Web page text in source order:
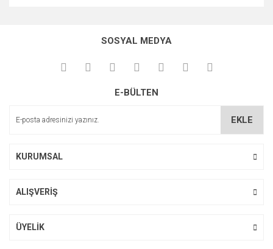
kullanarak tarafımıza iletebilirsiniz.
Görüş ve önerileriniz için teşekkür ederiz.
Ürün açıklamasında eksik bilgiler bulunuyor.
SOSYAL MEDYA
E-BÜLTEN
EKLE
KURUMSAL
ALIŞVERİŞ
ÜYELİK